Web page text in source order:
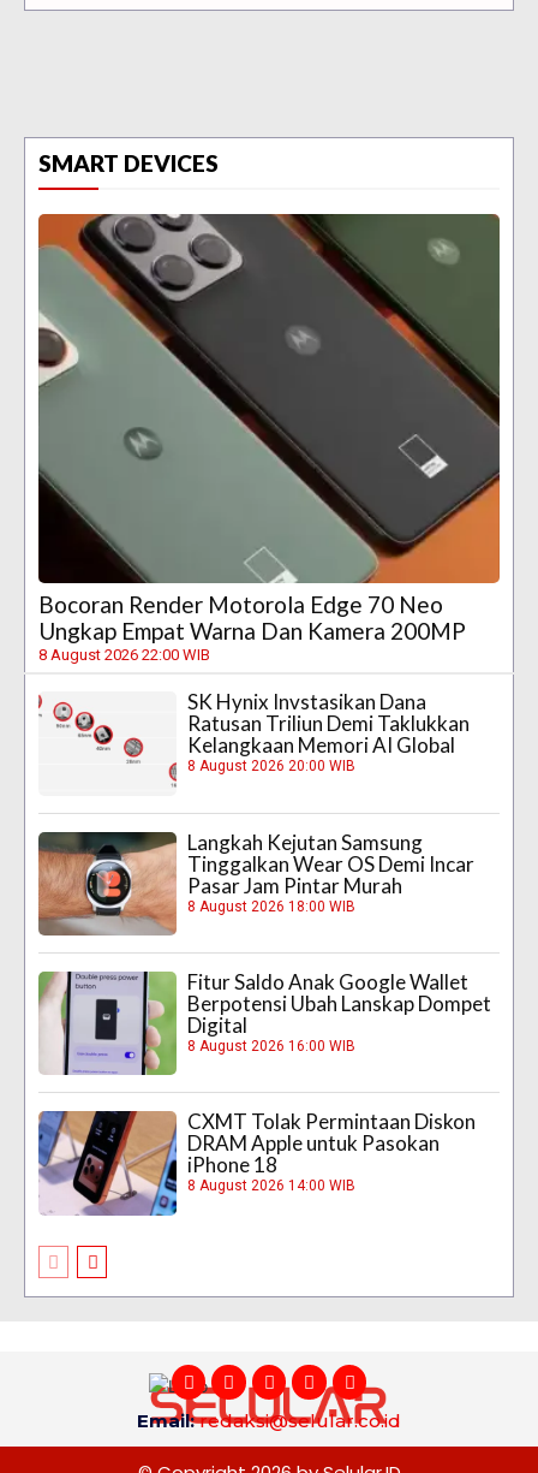
SMART DEVICES
Bocoran Render Motorola Edge 70 Neo
Ungkap Empat Warna Dan Kamera 200MP
8 August 2026 22:00 WIB
SK Hynix Invstasikan Dana
Ratusan Triliun Demi Taklukkan
Kelangkaan Memori AI Global
8 August 2026 20:00 WIB
Langkah Kejutan Samsung
Tinggalkan Wear OS Demi Incar
Pasar Jam Pintar Murah
8 August 2026 18:00 WIB
Fitur Saldo Anak Google Wallet
Berpotensi Ubah Lanskap Dompet
Digital
8 August 2026 16:00 WIB
CXMT Tolak Permintaan Diskon
DRAM Apple untuk Pasokan
iPhone 18
8 August 2026 14:00 WIB
Email:redaksi@selular.co.id